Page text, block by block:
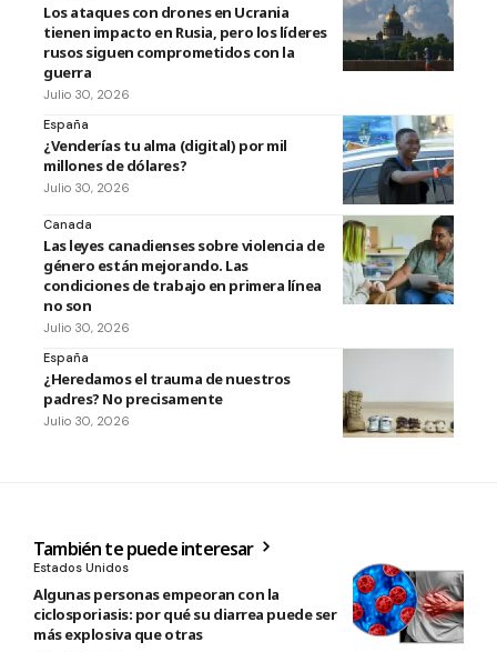
Los ataques con drones en Ucrania
tienen impacto en Rusia, pero los líderes
rusos siguen comprometidos con la
guerra
Julio 30, 2026
España
¿Venderías tu alma (digital) por mil
millones de dólares?
Julio 30, 2026
Canada
Las leyes canadienses sobre violencia de
género están mejorando. Las
condiciones de trabajo en primera línea
no son
Julio 30, 2026
España
¿Heredamos el trauma de nuestros
padres? No precisamente
Julio 30, 2026
También te puede interesar
Estados Unidos
Algunas personas empeoran con la
ciclosporiasis: por qué su diarrea puede ser
más explosiva que otras